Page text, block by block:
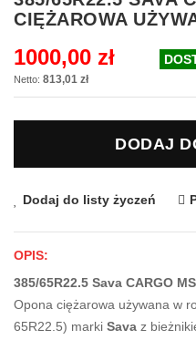
na
początek
CIĘŻAROWA
1000,00 zł
813,01 zł
DODAJ
Dodaj do listy życzeń
OPIS:
385/65R22.5 Sava CARGO
Opona ciężarowa używana w
65R22.5) marki Sava z